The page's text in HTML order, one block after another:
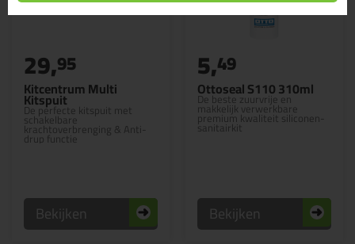
Kitcentrum Multi
Kitspuit
De perfecte kitspuit met
schakelbare
krachtoverbrenging & Anti-
drup functie
29,95
Bekijken
Ottoseal S110 310ml
De beste zuurvrije en
makkelijk verwerkbare
premium kwaliteit siliconen-
sanitairkit
5,49
Bekijken